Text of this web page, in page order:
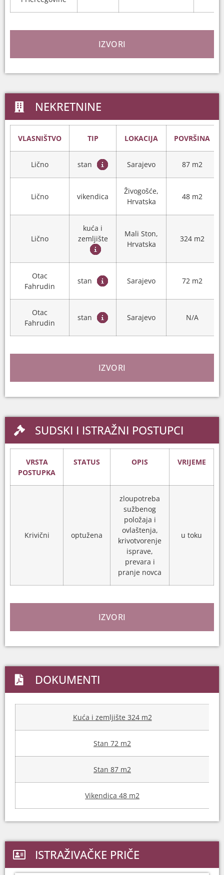
IZVORI
NEKRETNINE
VLASNIŠTVO TIP LOKACIJA POVRŠINA
Lično stan Sarajevo 87 m2
Lično vikendica
Živogošće,
Hrvatska
48 m2
Lično
kuća i
zemljište
Mali Ston,
Hrvatska
324 m2
Otac
Fahrudin
stan Sarajevo 72 m2
Otac
Fahrudin
stan Sarajevo N/A
IZVORI
SUDSKI I ISTRAŽNI POSTUPCI
VRSTA
POSTUPKA
STATUS OPIS VRIJEME
Krivični optužena
zloupotreba
sužbenog
položaja i
ovlaštenja,
krivotvorenje
isprave,
prevara i
pranje novca
u toku
IZVORI
DOKUMENTI
Kuća i zemljište 324 m2
Stan 72 m2
Stan 87 m2
Vikendica 48 m2
ISTRAŽIVAČKE PRIČE